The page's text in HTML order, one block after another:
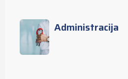
Administracija